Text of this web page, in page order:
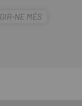
Monodosi
de
NE MÉS